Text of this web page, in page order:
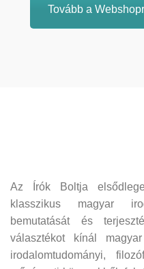
Tovább a
Az Írók Boltja
klasszikus magyar
bemutatását és
választékot kínál
irodalomtudományi,